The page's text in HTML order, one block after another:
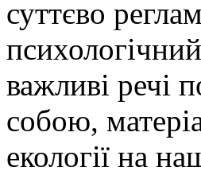
суттєво
важливі речі
собою,
екології на